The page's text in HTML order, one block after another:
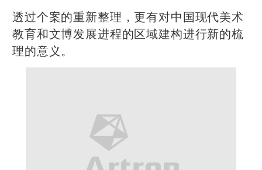
透过个案的重新整理，更有对中国现代美术
教育和文博发展进程的区域建构进行新的梳
理的意义。